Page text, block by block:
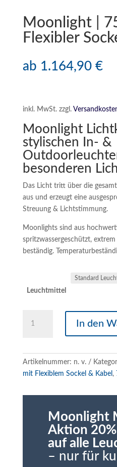
Moonlight |
Flexibler
ab 1.164,90 €
inkl. MwSt. zzgl.
Moonlight
stylischen In- &
besonderen
Das Licht tritt über die
aus und erzeugt eine
Streuung & Lichtstimmung.
Moonlights sind aus
spritzwassergeschützt,
beständig.
Leuchtmittel
|
Flexibler
mit
In den
Artikelnummer: n. v.
mit Flexiblem Sockel & Kabel ,
Moonlight
Aktion 20%
auf alle
– nur für